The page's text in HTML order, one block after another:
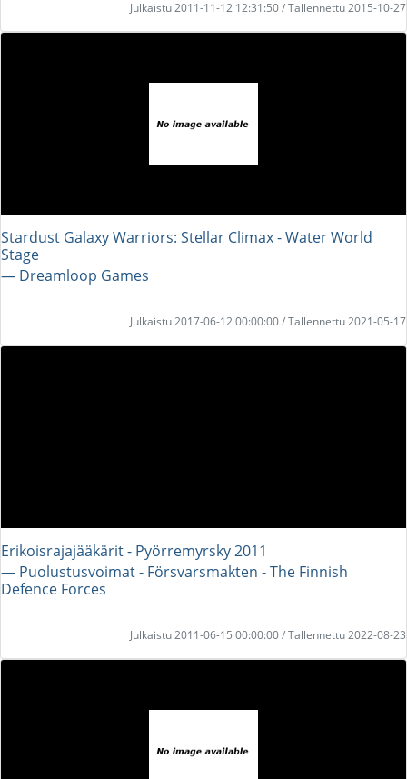
Julkaistu 2011-11-12 12:31:50 / Tallennettu 2015-10-27
Stardust Galaxy Warriors: Stellar Climax - Water World
Stage
― Dreamloop Games
Julkaistu 2017-06-12 00:00:00 / Tallennettu 2021-05-17
Erikoisrajajääkärit - Pyörremyrsky 2011
― Puolustusvoimat - Försvarsmakten - The Finnish
Defence Forces
Julkaistu 2011-06-15 00:00:00 / Tallennettu 2022-08-23